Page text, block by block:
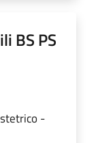
BS PS
-